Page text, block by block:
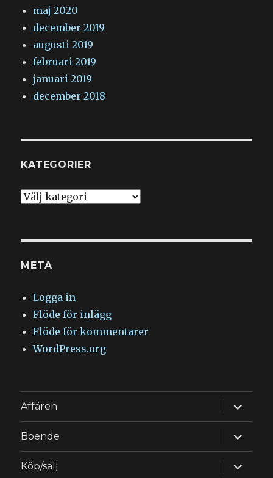
maj 2020
december 2019
augusti 2019
februari 2019
januari 2019
december 2018
KATEGORIER
Kategorier
META
Logga in
Flöde för inlägg
Flöde för kommentarer
WordPress.org
Affären
Boende
Köp/sälj